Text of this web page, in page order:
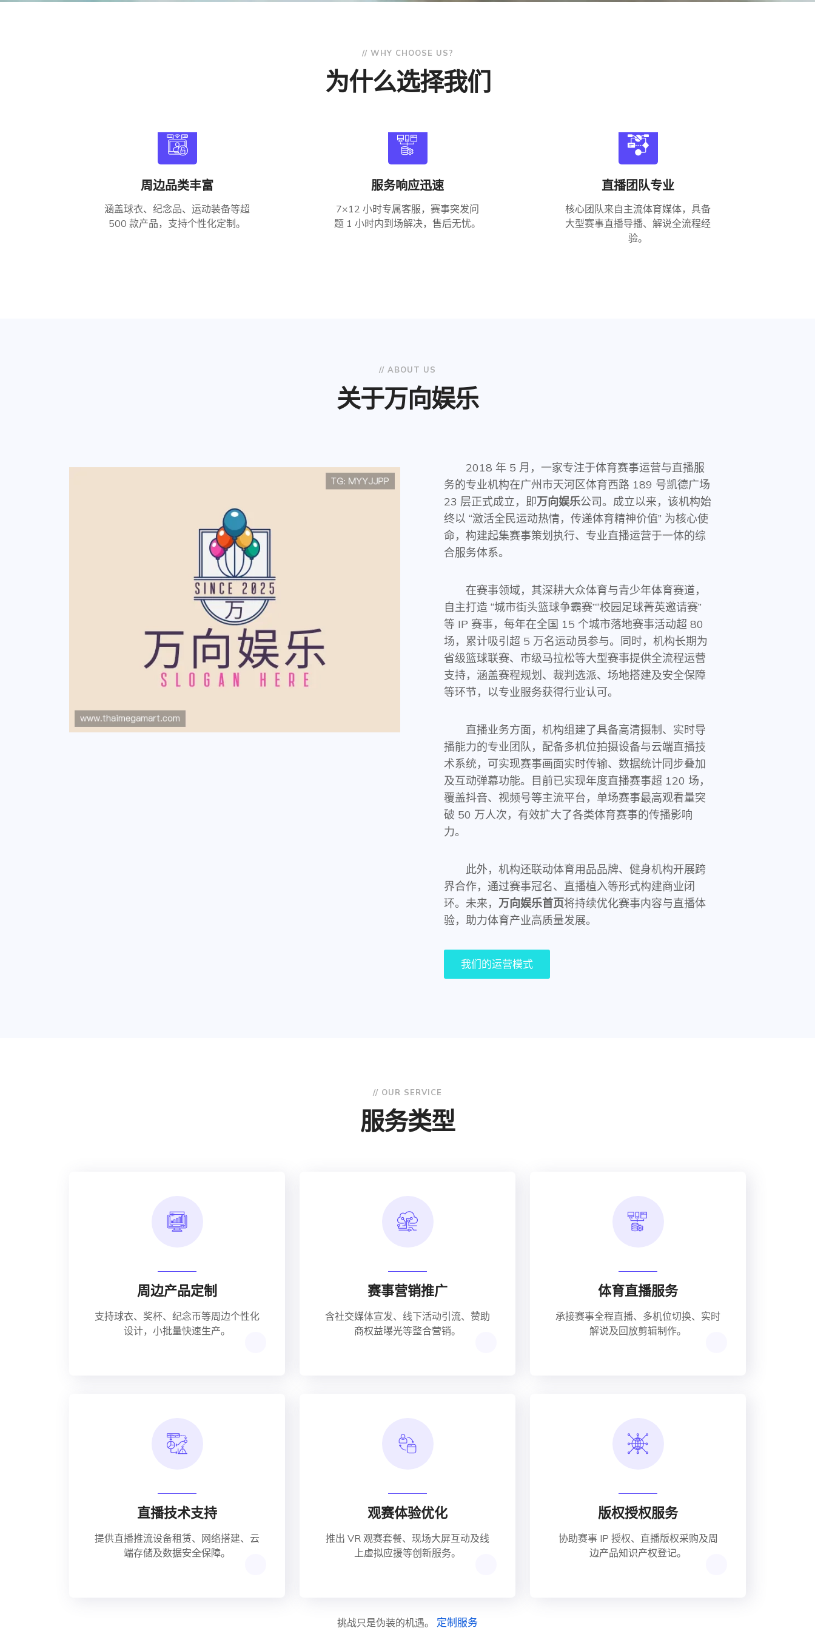
// WHY CHOOSE US?
为什么选择我们
周边品类丰富
涵盖球衣、纪念品、运动装备等超
500 款产品，支持个性化定制。
服务响应迅速
7×12 小时专属客服，赛事突发问
题 1 小时内到场解决，售后无忧。
直播团队专业
核心团队来自主流体育媒体，具备
大型赛事直播导播、解说全流程经
验。
// ABOUT US
关于万向娱乐
2018 年 5 月，一家专注于体育赛事运营与直播服
务的专业机构在广州市天河区体育西路 189 号凯德广场
23 层正式成立，即万向娱乐公司。成立以来，该机构始
终以 “激活全民运动热情，传递体育精神价值” 为核心使
命，构建起集赛事策划执行、专业直播运营于一体的综
合服务体系。
在赛事领域，其深耕大众体育与青少年体育赛道，
自主打造 “城市街头篮球争霸赛”“校园足球菁英邀请赛”
等 IP 赛事，每年在全国 15 个城市落地赛事活动超 80
场，累计吸引超 5 万名运动员参与。同时，机构长期为
省级篮球联赛、市级马拉松等大型赛事提供全流程运营
支持，涵盖赛程规划、裁判选派、场地搭建及安全保障
等环节，以专业服务获得行业认可。
直播业务方面，机构组建了具备高清摄制、实时导
播能力的专业团队，配备多机位拍摄设备与云端直播技
术系统，可实现赛事画面实时传输、数据统计同步叠加
及互动弹幕功能。目前已实现年度直播赛事超 120 场，
覆盖抖音、视频号等主流平台，单场赛事最高观看量突
破 50 万人次，有效扩大了各类体育赛事的传播影响
力。
此外，机构还联动体育用品品牌、健身机构开展跨
界合作，通过赛事冠名、直播植入等形式构建商业闭
环。未来， 万向娱乐首页将持续优化赛事内容与直播体
验，助力体育产业高质量发展。
我们的运营模式
// OUR SERVICE
服务类型
周边产品定制
支持球衣、奖杯、纪念币等周边个性化
设计，小批量快速生产。
赛事营销推广
含社交媒体宣发、线下活动引流、赞助
商权益曝光等整合营销。
体育直播服务
承接赛事全程直播、多机位切换、实时
解说及回放剪辑制作。
直播技术支持
提供直播推流设备租赁、网络搭建、云
端存储及数据安全保障。
观赛体验优化
推出 VR 观赛套餐、现场大屏互动及线
上虚拟应援等创新服务。
版权授权服务
协助赛事 IP 授权、直播版权采购及周
边产品知识产权登记。
挑战只是伪装的机遇。 定制服务